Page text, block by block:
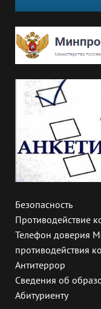
Безопасность
Противодействие
Телефон доверия
противодействия
Антитеррор
Сведения об
Абитуриенту